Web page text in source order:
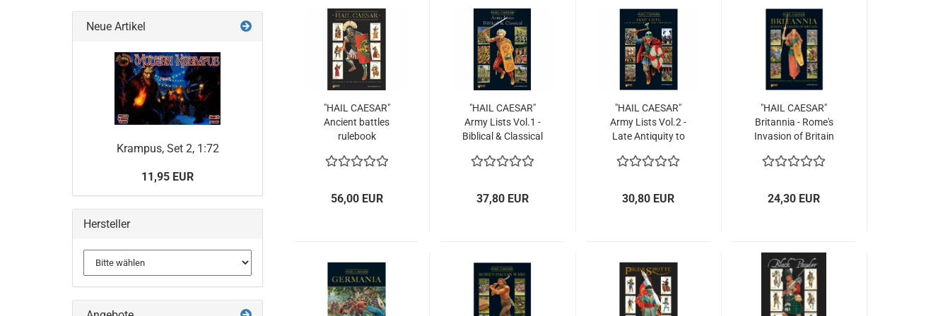
"HAIL CAESAR"
Ancient battles
rulebook
56,00 EUR
"HAIL CAESAR"
Army Lists Vol.1 -
Biblical & Classical
37,80 EUR
"HAIL CAESAR"
Army Lists Vol.2 -
Late Antiquity to
30,80 EUR
"HAIL CAESAR"
Britannia - Rome's
Invasion of Britain
24,30 EUR
Neue Artikel
Krampus, Set 2, 1:72
11,95 EUR
Hersteller